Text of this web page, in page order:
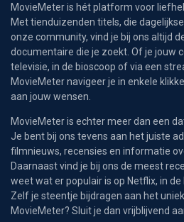
MovieMeter is hét platform voor
Met tienduizenden titels, die
onze community, vind je bij ons altijd
documentaire die je zoekt. Of je jouw
televisie, in de bioscoop of via een
MovieMeter navigeer je in enkele
aan jouw wensen.
MovieMeter is echter meer dan een
Je bent bij ons tevens aan het juiste
filmnieuws, recensies en informatie
Daarnaast vind je bij ons de meest
weet wat er populair is op Netflix, in de
Zelf je steentje bijdragen aan het
MovieMeter? Sluit je dan vrijblijvend